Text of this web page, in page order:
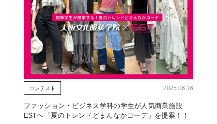
コンテスト 2025.06.16
ファッション・ビジネス学科の学生が人気商業施設
ESTへ「夏のトレンドどまんなかコーデ」を提案！！